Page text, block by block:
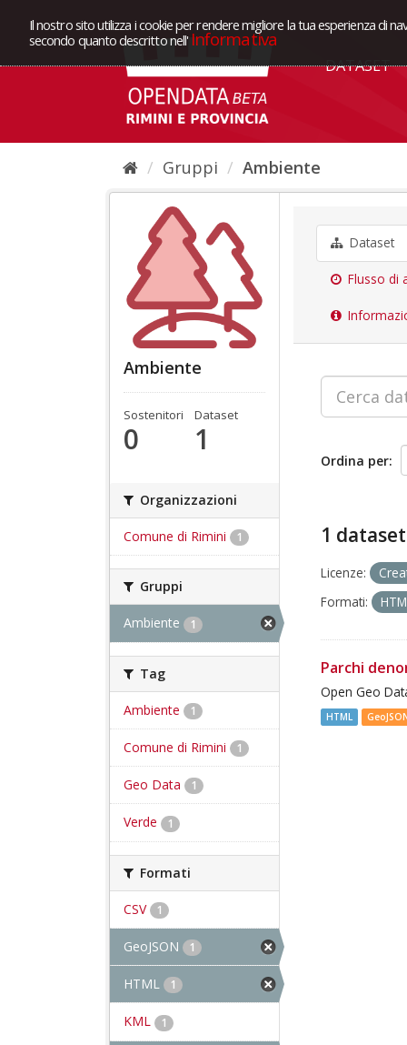
Il nostro sito utilizza i cookie per rendere migliore la tua esperienza di
secondo quanto descritto nell' Informativa
DATASET
Gruppi Ambiente
Ambiente
Sostenitori
0
Dataset
1
Organizzazioni
Comune di Rimini 1
Gruppi
Ambiente 1
Tag
Ambiente 1
Comune di Rimini 1
Geo Data 1
Verde 1
Formati
CSV 1
GeoJSON 1
HTML 1
KML 1
Dataset
Flusso di
Ordina per
1
Licenze:
Formati:
Parchi
Open Geo
HTML